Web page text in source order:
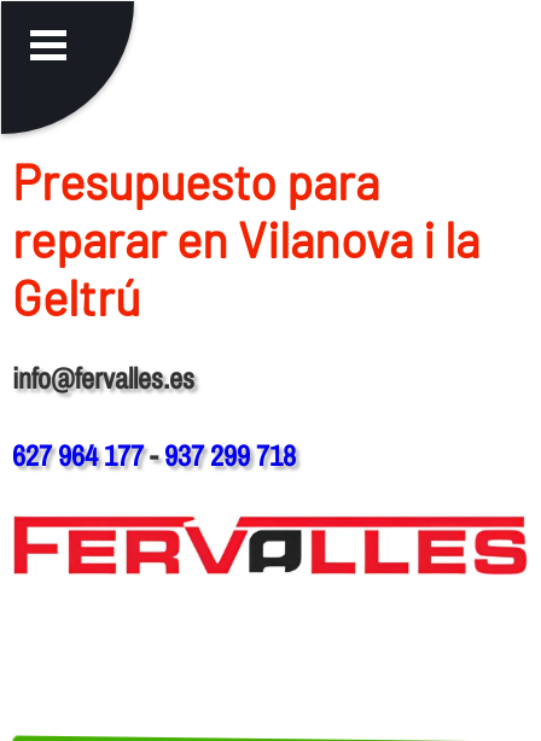
Presupuesto para
reparar en Vilanova i la
Geltrú
info@fervalles.es
627 964 177-937 299 718